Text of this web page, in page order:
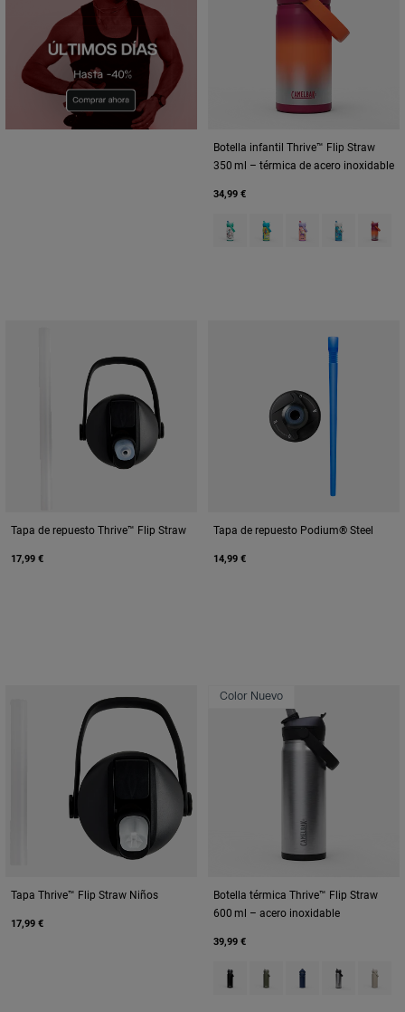
Botella infantil Thrive™ Flip Straw
350 ml – térmica de acero inoxidable
34,99 €
Product swatch type of Biking
Product swatch type of
Product swatch
Product
Tapa de repuesto Thrive™ Flip Straw
17,99 €
Tapa de repuesto Podium® Steel
14,99 €
Tapa Thrive™ Flip Straw Niños
17,99 €
Color Nuevo
Botella térmica Thrive™ Flip Straw
600 ml – acero inoxidable
39,99 €
Product swatch type of Black.
Product swatch type of
Product swatch
Product